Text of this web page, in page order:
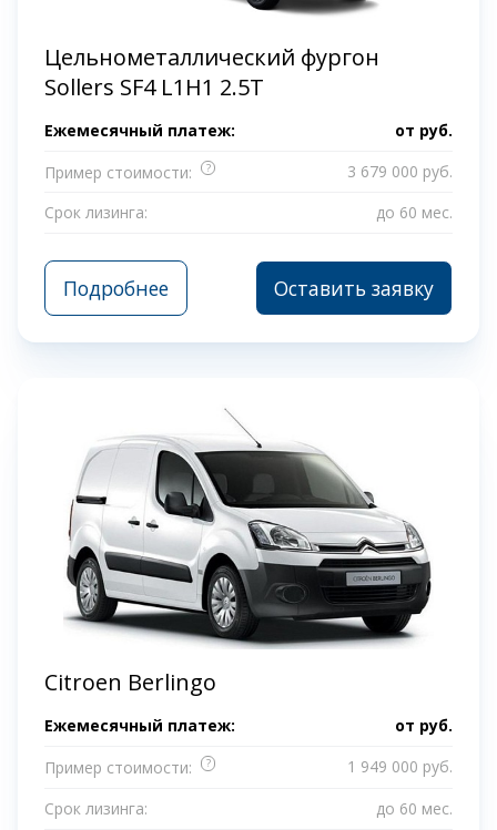
Цельнометаллический фургон
Sollers SF4 L1H1 2.5T
Ежемесячный платеж: от руб.
Пример стоимости:
?
3 679 000 руб.
Срок лизинга:
до 60 мес.
Подробнее Оставить заявку
Citroen Berlingo
Ежемесячный платеж: от руб.
Пример стоимости:
?
1 949 000 руб.
Срок лизинга:
до 60 мес.